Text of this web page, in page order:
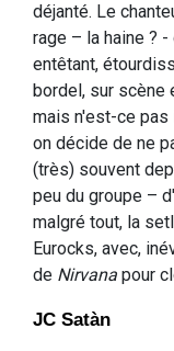
déjanté. Le
rage – la haine ?
entêtant,
bordel, sur scène
mais n'est-ce pas
on décide de ne
(très) souvent
peu du groupe –
malgré tout, la
Eurocks, avec,
de Nirvana pour
JC Satàn